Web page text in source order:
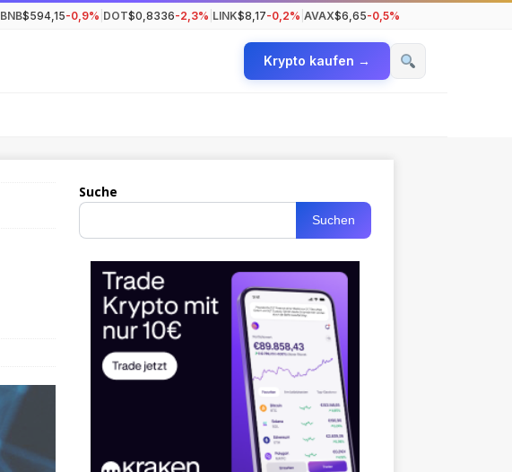
BNB$594,15-0,9% DOT$0,8336-2,3% LINK$8,17-0,2% AVAX$6,65-0,5%
Krypto kaufen →
Suche
Suchen